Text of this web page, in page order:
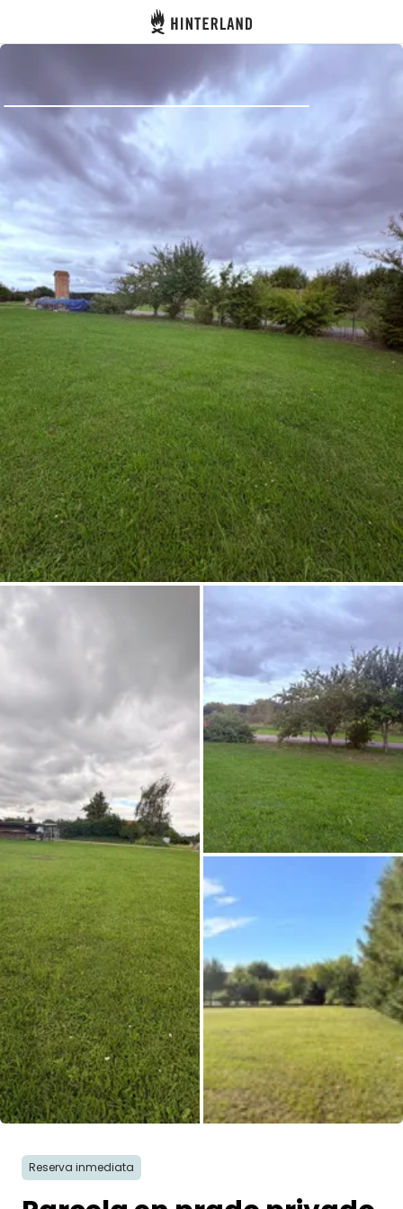
Hinterland
Iniciar sesión
Registrarse
Conviértete en anfitrión
Parcelas
Alojamientos
Rutas
Pregunta Howdy
Inspiración fotográfica
Consejos e inspiración
Historias
Sobre nosotros
Contacto
Select language
Reserva inmediata